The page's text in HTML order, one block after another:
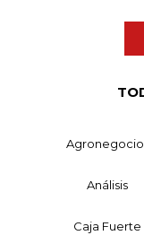
Análisis
Caja Fuerte